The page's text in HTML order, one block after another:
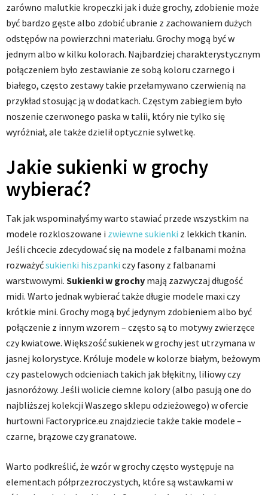
zarówno malutkie kropeczki jak i duże grochy, zdobienie może
być bardzo gęste albo zdobić ubranie z zachowaniem dużych
odstępów na powierzchni materiału. Grochy mogą być w
jednym albo w kilku kolorach. Najbardziej charakterystycznym
połączeniem było zestawianie ze sobą koloru czarnego i
białego, często zestawy takie przełamywano czerwienią na
przykład stosując ją w dodatkach. Częstym zabiegiem było
noszenie czerwonego paska w talii, który nie tylko się
wyróżniał, ale także dzielił optycznie sylwetkę.
Jakie sukienki w grochy
wybierać?
Tak jak wspominałyśmy warto stawiać przede wszystkim na
modele rozkloszowane i zwiewne sukienki z lekkich tkanin.
Jeśli chcecie zdecydować się na modele z falbanami można
rozważyćsukienki hiszpanki czy fasony z falbanami
warstwowymi. Sukienki w grochy mają zazwyczaj długość
midi. Warto jednak wybierać także długie modele maxi czy
krótkie mini. Grochy mogą być jedynym zdobieniem albo być
połączenie z innym wzorem – często są to motywy zwierzęce
czy kwiatowe. Większość sukienek w grochy jest utrzymana w
jasnej kolorystyce. Króluje modele w kolorze białym, beżowym
czy pastelowych odcieniach takich jak błękitny, liliowy czy
jasnoróżowy. Jeśli wolicie ciemne kolory (albo pasują one do
najbliższej kolekcji Waszego sklepu odzieżowego) w ofercie
hurtowni Factoryprice.eu znajdziecie także takie modele –
czarne, brązowe czy granatowe.
Warto podkreślić, że wzór w grochy często występuje na
elementach półprzezroczystych, które są wstawkami w